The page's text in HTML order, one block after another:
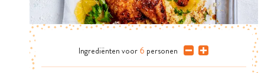
Ingrediënten voor 6 personen